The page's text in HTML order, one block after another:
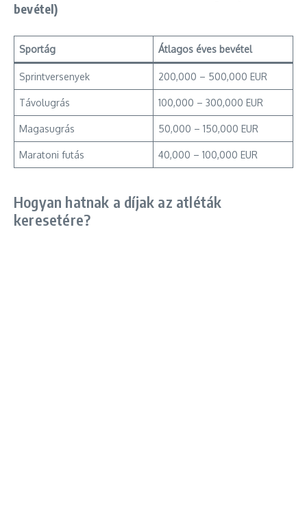
bevétel)
Sportág Átlagos éves bevétel
Sprintversenyek 200,000 – 500,000 EUR
Távolugrás 100,000 – 300,000 EUR
Magasugrás 50,000 – 150,000 EUR
Maratoni futás 40,000 – 100,000 EUR
Hogyan hatnak a díjak az atléták
keresetére?